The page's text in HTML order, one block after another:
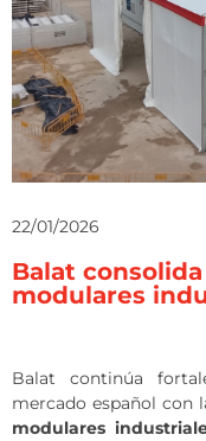
22/01/2026
Balat
modulares
Balat continúa
mercado español con
modulares